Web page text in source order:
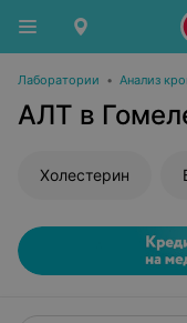
Лаборатории • Анализ
АЛТ в
Холестерин